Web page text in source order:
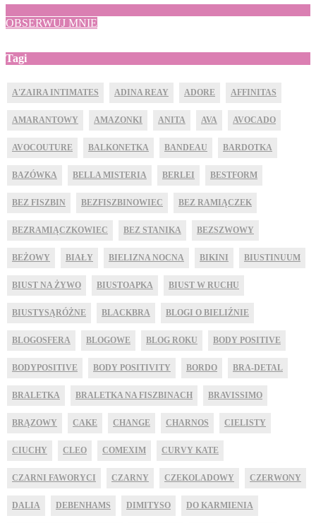
OBSERWUJ MNIE
Tagi
A'ZAIRA INTIMATES ADINA REAY ADORE AFFINITAS
AMARANTOWY AMAZONKI ANITA AVA AVOCADO
AVOCOUTURE BALKONETKA BANDEAU BARDOTKA
BAZÓWKA BELLA MISTERIA BERLEI BESTFORM
BEZ FISZBIN BEZFISZBINOWIEC BEZ RAMIĄCZEK
BEZRAMIĄCZKOWIEC BEZ STANIKA BEZSZWOWY
BEŻOWY BIAŁY BIELIZNA NOCNA BIKINI BIUSTINUUM
BIUST NA ŻYWO BIUSTOAPKA BIUST W RUCHU
BIUSTYSĄRÓŻNE BLACKBRA BLOGI O BIELIŹNIE
BLOGOSFERA BLOGOWE BLOG ROKU BODY POSITIVE
BODYPOSITIVE BODY POSITIVITY BORDO BRA-DETAL
BRALETKA BRALETKA NA FISZBINACH BRAVISSIMO
BRĄZOWY CAKE CHANGE CHARNOS CIELISTY
CIUCHY CLEO COMEXIM CURVY KATE
CZARNI FAWORYCI CZARNY CZEKOLADOWY CZERWONY
DALIA DEBENHAMS DIMITYSO DO KARMIENIA